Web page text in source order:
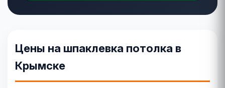
Цены на шпаклевка потолка в
Крымске